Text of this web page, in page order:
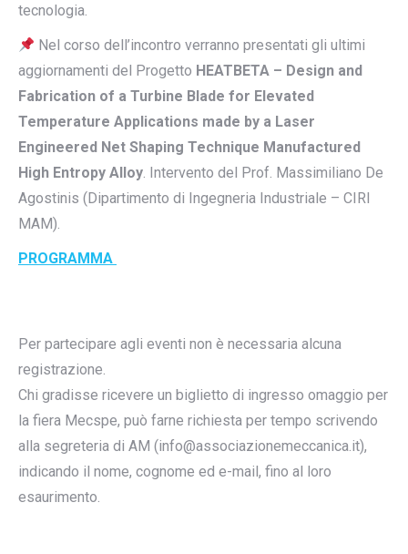
tecnologia.
Nel corso dell’incontro verranno presentati gli ultimi
aggiornamenti del Progetto HEATBETA – Design and
Fabrication of a Turbine Blade for Elevated
Temperature Applications made by a Laser
Engineered Net Shaping Technique Manufactured
High Entropy Alloy. Intervento del Prof. Massimiliano De
Agostinis (Dipartimento di Ingegneria Industriale – CIRI
MAM).
PROGRAMMA
Per partecipare agli eventi non è necessaria alcuna
registrazione.
Chi gradisse ricevere un biglietto di ingresso omaggio per
la fiera Mecspe, può farne richiesta per tempo scrivendo
alla segreteria di AM (info@associazionemeccanica.it),
indicando il nome, cognome ed e-mail, fino al loro
esaurimento.